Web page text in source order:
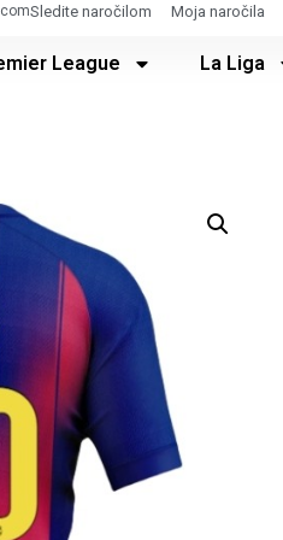
Sledite naročilom Moja naročila
League La Liga